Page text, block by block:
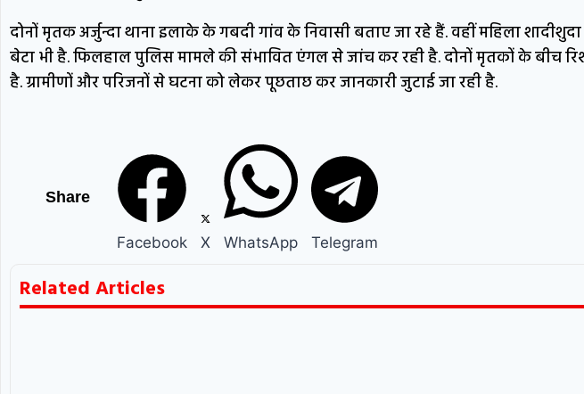
दोनों मृतक अर्जुन्दा थाना इलाके के गबदी गांव के निवासी बताए जा रहे हैं. वहीं महिला
बेटा भी है. फिलहाल पुलिस मामले की संभावित एंगल से जांच कर रही है. दोनों मृतकों के बीच
है. ग्रामीणों और परिजनों से घटना को लेकर पूछताछ कर जानकारी जुटाई जा रही है.
Share
Facebook X WhatsApp Telegram
Related Articles